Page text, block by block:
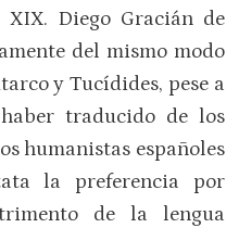
Diego Gracián de
del mismo modo
y Tucídides, pese a
traducido de los
humanistas españoles
la preferencia por
de la lengua